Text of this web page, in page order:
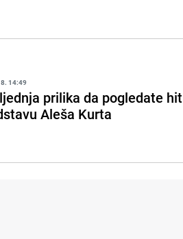
14:49
prilika da pogledate hit
Aleša Kurta